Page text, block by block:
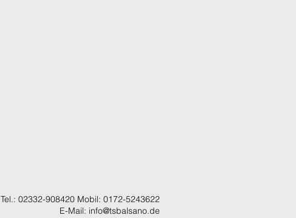
Tel.: 02332-908420 Mobil: 0172-5243622
E-Mail: info@tsbalsano.de